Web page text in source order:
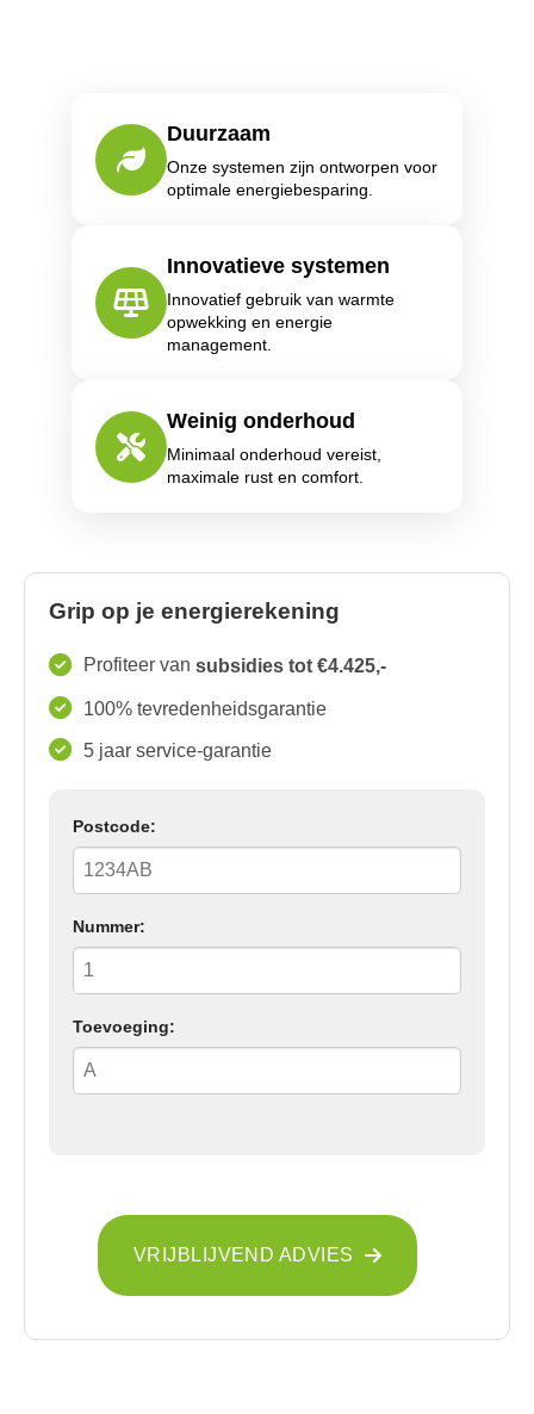
Duurzaam
Onze systemen zijn ontworpen voor
optimale energiebesparing.
Innovatieve systemen
Innovatief gebruik van warmte
opwekking en energie
management.
Weinig onderhoud
Minimaal onderhoud vereist,
maximale rust en comfort.
Grip op je energierekening
Profiteer van subsidies tot €4.425,-
100% tevredenheidsgarantie
5 jaar service-garantie
Postcode:
Nummer:
Toevoeging:
VRIJBLIJVEND ADVIES